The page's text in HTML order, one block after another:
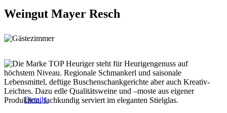
Weingut Mayer Resch
Details